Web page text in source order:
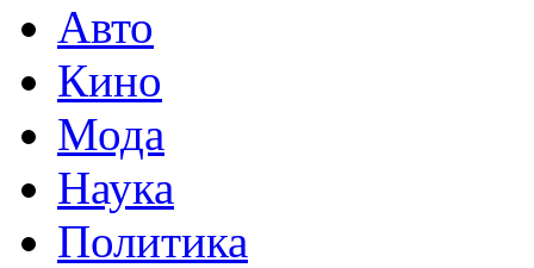
Авто
Кино
Мода
Наука
Политика